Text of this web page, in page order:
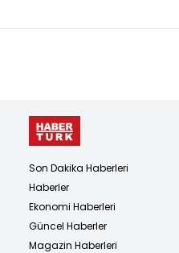
Son Dakika Haberleri
Haberler
Ekonomi Haberleri
Güncel Haberler
Magazin Haberleri